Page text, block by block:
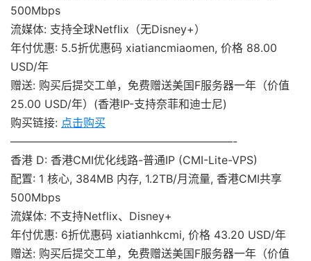
500Mbps
流媒体: 支持全球Netflix（无Disney+）
年付优惠: 5.5折优惠码 xiatiancmiaomen, 价格 88.00
USD/年
赠送: 购买后提交工单，免费赠送美国F服务器一年（价值
25.00 USD/年）(香港IP-支持奈菲和迪士尼)
购买链接: 点击购买
————————————————————-
香港 D: 香港CMI优化线路-普通IP (CMI-Lite-VPS)
配置: 1 核心, 384MB 内存, 1.2TB/月流量, 香港CMI共享
500Mbps
流媒体: 不支持Netflix、Disney+
年付优惠: 6折优惠码 xiatianhkcmi, 价格 43.20 USD/年
赠送: 购买后提交工单，免费赠送美国F服务器一年（价值